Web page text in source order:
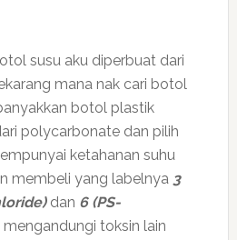
susu aku diperbuat dari
mana nak cari botol
botol plastik
polycarbonate dan pilih
ketahanan suhu
membeli yang labelnya 3
dan 6 (PS-
toksin lain